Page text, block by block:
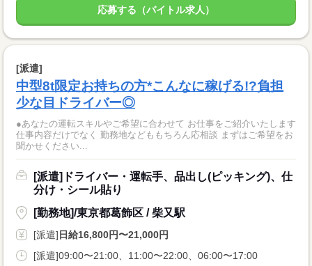
応募する（バイトル求人）
[派遣]
中型8t限定お持ちの方*こんなに稼げる!?負担
少な目ドライバー◎
●あなたの運転スキルやご希望に合わせて お仕事をご紹介いたします
仕事内容だけでなく 勤務地などももちろん応相談 まずはご希望をお
聞かせください...
[派遣]ドライバー・運転手、品出し(ピッキング)、仕
分け・シール貼り
[勤務地]/東京都葛飾区 / 柴又駅
[派遣]日給16,800円〜21,000円
[派遣]09:00〜21:00、11:00〜22:00、06:00〜17:00